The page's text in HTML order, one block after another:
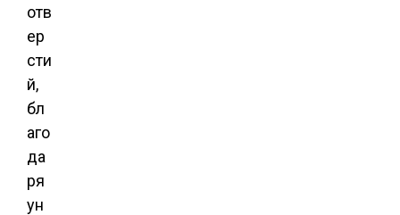
отв
ер
сти
й,
бл
аго
да
ря
ун